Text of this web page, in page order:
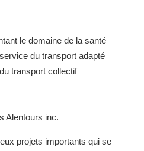
le domaine de la santé
du transport adapté
transport collectif
Alentours inc.
projets importants qui se